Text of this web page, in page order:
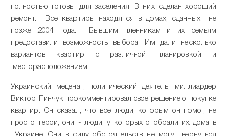
полностью готовы для заселения. В них сделан хороший
ремонт. Все квартиры находятся в домах, сданных не
позже 2004 года. Бывшим пленникам и их семьям
предоставили возможность выбора. Им дали несколько
вариантов квартир с различной планировкой и
месторасположением.
Украинский меценат, политический деятель, миллиардер
Виктор Пинчук прокомментировал свое решение о покупке
квартир. Он сказал, что все люди, которым он помог, не
просто герои, они - люди, у которых отобрали их дома в